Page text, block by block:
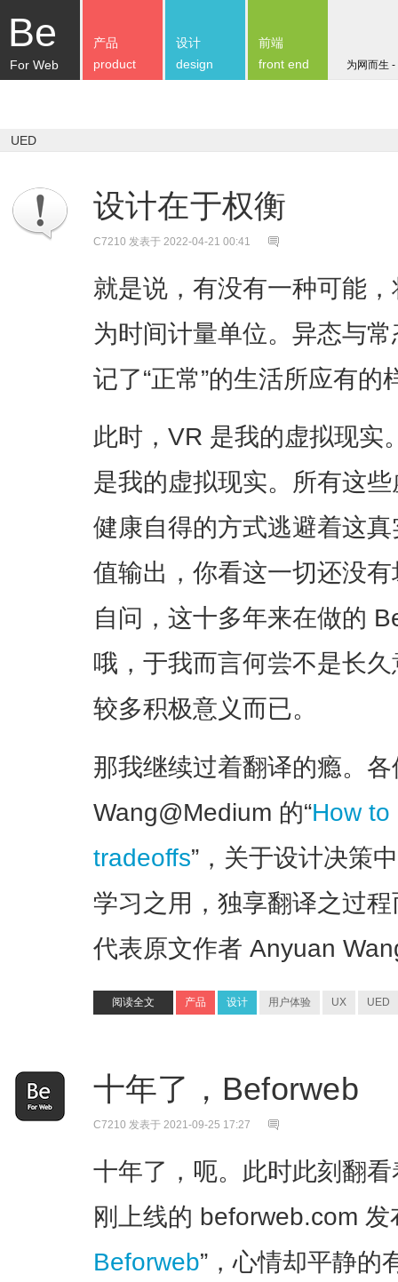
Be
For Web 为网而生
产品
product
设计
design
前端
front end
UED
设计在于权衡
C7210 发表于 2022-04-21 00:41
就是说，有没有一种可能
为时间计量单位。异态与
记了“正常”的生活所应有的
此时，VR 是我的虚拟现实
是我的虚拟现实。所有这
健康自得的方式逃避着这
值输出，你看这一切还没
自问，这十多年来在做的
哦，于我而言何尝不是长
较多积极意义而已。
那我继续过着翻译的瘾。
Wang@Medium 的“How
tradeoffs”，关于设计决策
学习之用，独享翻译之过
代表原文作者 Anyuan
阅读全文 产品 设计 用户体验 UX UED
十年了，Beforweb
C7210 发表于 2021-09-25 17:27
十年了，呃。此时此刻翻
刚上线的 beforweb.com 发
Beforweb”，心情却平静的